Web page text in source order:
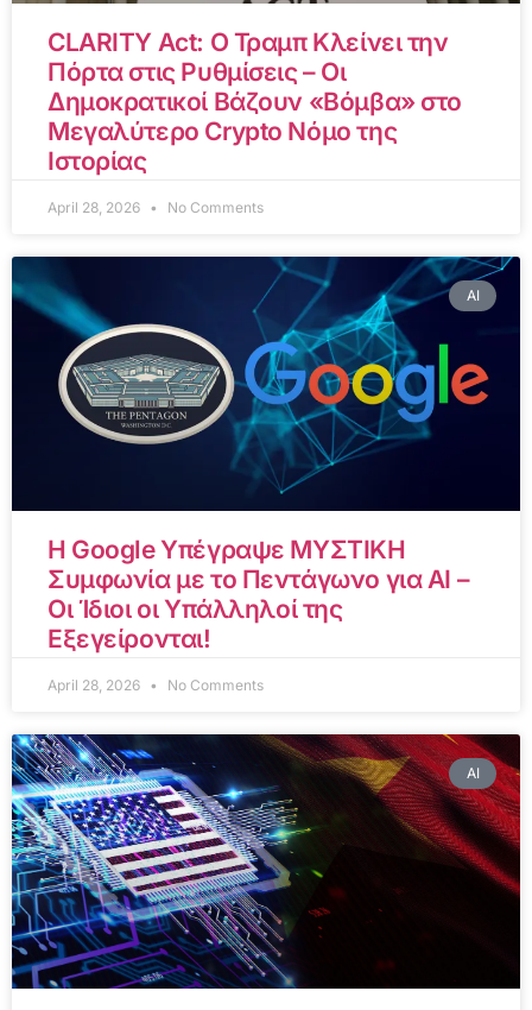
CLARITY Act: Ο Τραμπ Κλείνει την
Πόρτα στις Ρυθμίσεις – Οι
Δημοκρατικοί Βάζουν «Βόμβα» στο
Μεγαλύτερο Crypto Νόμο της
Ιστορίας
April 28, 2026 No Comments
AI
Η Google Υπέγραψε ΜΥΣΤΙΚΗ
Συμφωνία με το Πεντάγωνο για AI –
Οι Ίδιοι οι Υπάλληλοί της
Εξεγείρονται!
April 28, 2026 No Comments
AI